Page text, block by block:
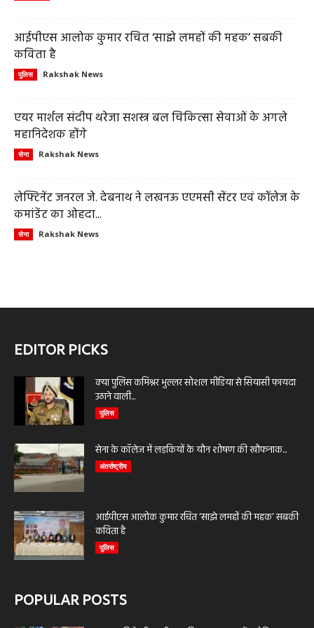
आईपीएस आलोक कुमार रचित ‘साझे लमहों की महक’ सबकी
कविता है
पुलिस Rakshak News
एयर मार्शल संदीप थरेजा सशस्त्र बल चिकित्सा सेवाओं के अगले
महानिदेशक होंगे
सेना Rakshak News
लेफ्टिनेंट जनरल जे. देबनाथ ने लखनऊ एएमसी सेंटर एवं कॉलेज के
कमांडेंट का ओहदा...
सेना Rakshak News
EDITOR PICKS
क्या पुलिस कमिश्नर भुल्लर सोशल मीडिया से सियासी फायदा
उठाने वाली...
पुलिस
सेना के कॉलेज में लड़कियों के यौन शोषण की खौफनाक...
अंतर्राष्ट्रीय
आईपीएस आलोक कुमार रचित ‘साझे लमहों की महक’ सबकी
कविता है
पुलिस
POPULAR POSTS